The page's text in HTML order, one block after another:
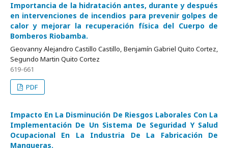
Importancia de la hidratación antes, durante y después
en intervenciones de incendios para prevenir golpes de
calor y mejorar la recuperación física del Cuerpo de
Bomberos Riobamba.
Geovanny Alejandro Castillo Castillo, Benjamín Gabriel Quito Cortez,
Segundo Martin Quito Cortez
619-661
PDF
Impacto En La Disminución De Riesgos Laborales Con La
Implementación De Un Sistema De Seguridad Y Salud
Ocupacional En La Industria De La Fabricación De
Mangueras.